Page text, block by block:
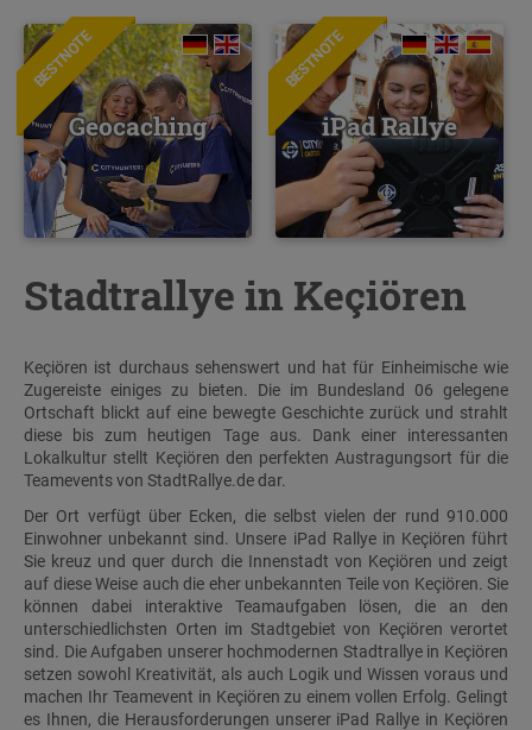
BESTNOTE
Geocaching
BESTNOTE
iPad Rallye
Stadtrallye in Keçiören
Keçiören ist durchaus sehenswert und hat für Einheimische wie
Zugereiste einiges zu bieten. Die im Bundesland 06 gelegene
Ortschaft blickt auf eine bewegte Geschichte zurück und strahlt
diese bis zum heutigen Tage aus. Dank einer interessanten
Lokalkultur stellt Keçiören den perfekten Austragungsort für die
Teamevents von StadtRallye.de dar.
Der Ort verfügt über Ecken, die selbst vielen der rund 910.000
Einwohner unbekannt sind. Unsere iPad Rallye in Keçiören führt
Sie kreuz und quer durch die Innenstadt von Keçiören und zeigt
auf diese Weise auch die eher unbekannten Teile von Keçiören. Sie
können dabei interaktive Teamaufgaben lösen, die an den
unterschiedlichsten Orten im Stadtgebiet von Keçiören verortet
sind. Die Aufgaben unserer hochmodernen Stadtrallye in Keçiören
setzen sowohl Kreativität, als auch Logik und Wissen voraus und
machen Ihr Teamevent in Keçiören zu einem vollen Erfolg. Gelingt
es Ihnen, die Herausforderungen unserer iPad Rallye in Keçiören